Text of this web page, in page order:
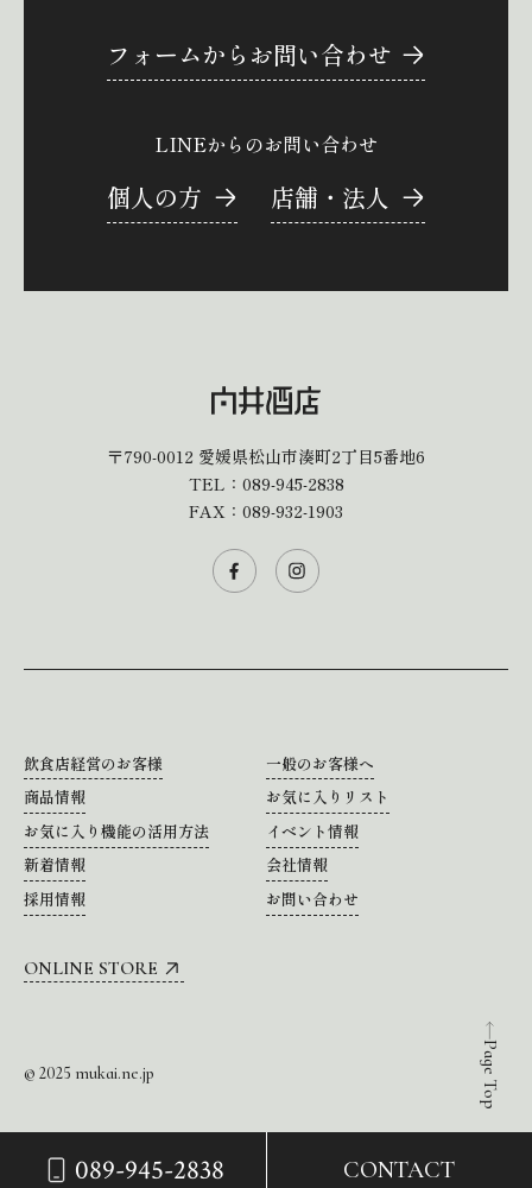
089-945-2838 CONTACT
Page Top
フォームからお問い合わせ
LINEからのお問い合わせ
個人の方 店舗・法人
〒790-0012 愛媛県松山市湊町2丁目5番地6
TEL： 089-945-2838
FAX：089-932-1903
飲食店経営のお客様
一般のお客様へ
商品情報
お気に入りリスト
お気に入り機能の活用方法
イベント情報
新着情報
会社情報
採用情報
お問い合わせ
ONLINE STORE
© 2025 mukai.ne.jp